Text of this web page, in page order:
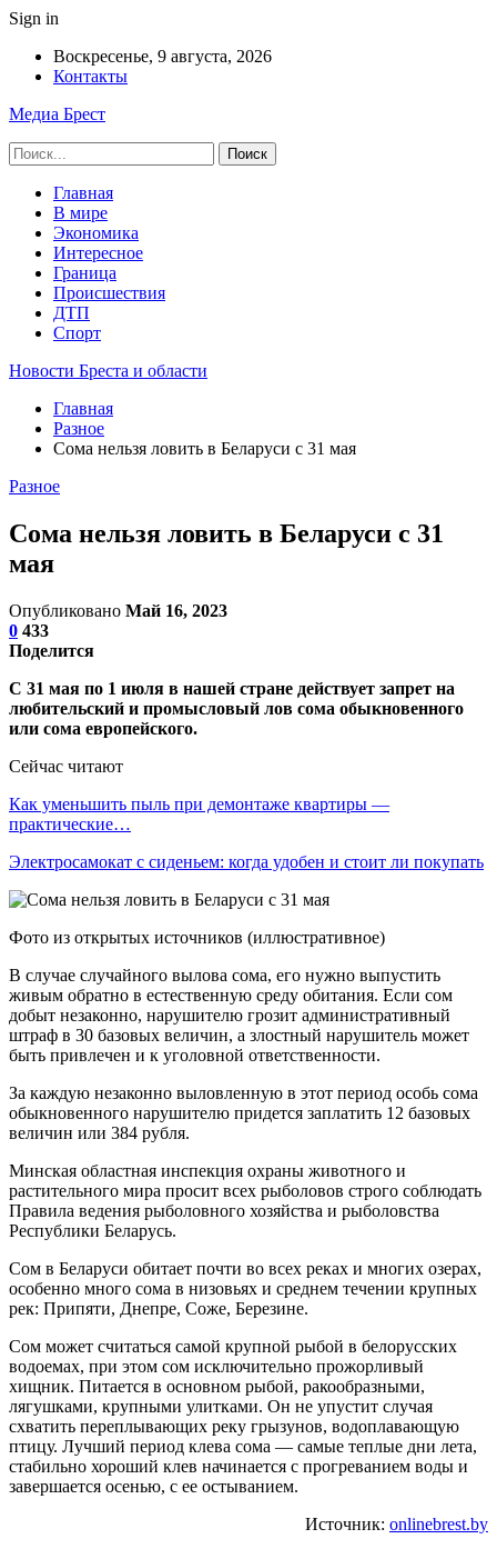
Sign in
Воскресенье, 9 августа, 2026
Контакты
Медиа Брест
Главная
В мире
Экономика
Интересное
Граница
Происшествия
ДТП
Спорт
Новости Бреста и области
Главная
Разное
Сома нельзя ловить в Беларуси с 31 мая
Разное
Сома нельзя ловить в Беларуси с 31
мая
Опубликовано Май 16, 2023
0 433
Поделится
С 31 мая по 1 июля в нашей стране действует запрет на
любительский и промысловый лов сома обыкновенного
или сома европейского.
Сейчас читают
Как уменьшить пыль при демонтаже квартиры —
практические…
Электросамокат с сиденьем: когда удобен и стоит ли покупать
Фото из открытых источников (иллюстративное)
В случае случайного вылова сома, его нужно выпустить
живым обратно в естественную среду обитания. Если сом
добыт незаконно, нарушителю грозит административный
штраф в 30 базовых величин, а злостный нарушитель может
быть привлечен и к уголовной ответственности.
За каждую незаконно выловленную в этот период особь сома
обыкновенного нарушителю придется заплатить 12 базовых
величин или 384 рубля.
Минская областная инспекция охраны животного и
растительного мира просит всех рыболовов строго соблюдать
Правила ведения рыболовного хозяйства и рыболовства
Республики Беларусь.
Сом в Беларуси обитает почти во всех реках и многих озерах,
особенно много сома в низовьях и среднем течении крупных
рек: Припяти, Днепре, Соже, Березине.
Сом может считаться самой крупной рыбой в белорусских
водоемах, при этом сом исключительно прожорливый
хищник. Питается в основном рыбой, ракообразными,
лягушками, крупными улитками. Он не упустит случая
схватить переплывающих реку грызунов, водоплавающую
птицу. Лучший период клева сома — самые теплые дни лета,
стабильно хороший клев начинается с прогреванием воды и
завершается осенью, с ее остыванием.
Источник: onlinebrest.by